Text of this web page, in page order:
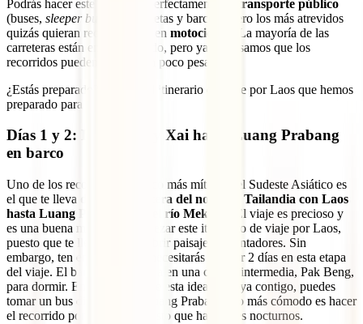
Podrás hacer este recorrido perfectamente en
transporte público
(buses, sleeper buses
, furgonetas y barcos), pero los más atrevidos
quizás quieran recorrer Laos en motocicleta
. La mayoría de las
carreteras están en buen estado, pero ya te avisamos que los
recorridos pueden hacerse un poco pesados.
¿Estás preparado? Aquí va el itinerario de viaje por Laos que hemos
preparado para ti:
Días 1 y 2: Desde Huay Xai hasta Luang Prabang
en barco
Uno de los recorridos en barco más míticos del Sudeste Asiático es
el que te lleva
desde la frontera del norte de Tailandia con Laos
hasta Luang Prabang por el río Mekong
. El viaje es precioso y
es una buena manera de empezar este itinerario de viaje por Laos,
puesto que te llevará a descubrir paisajes encantadores. Sin
embargo, ten en cuenta que necesitarás invertir 2 días en esta etapa
del viaje. El barco hace parada en una ciudad intermedia, Pak Beng,
para dormir. En el caso de que esta idea no vaya contigo, puedes
tomar un bus directo hacia Luang Prabang. Lo más cómodo es hacer
el recorrido por la noche, puesto que hay buses nocturnos.